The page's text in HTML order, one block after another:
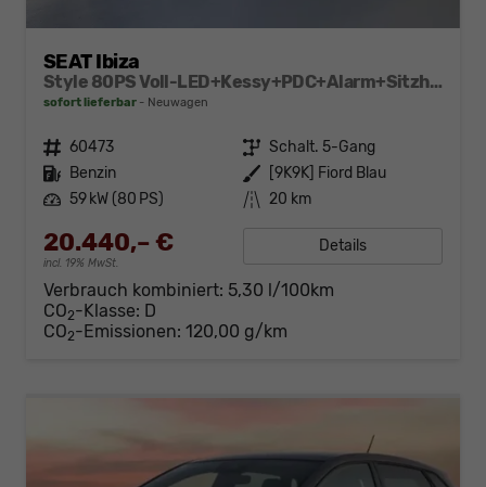
SEAT Ibiza
Style 80PS Voll-LED+Kessy+PDC+Alarm+Sitzheizung+Kamera+App-Connect
sofort lieferbar Neuwagen
Fahrzeugnr. 60473 Getriebe Schalt. 5-Gang
Kraftstoff Benzin Außenfarbe
[9K9K] Fiord Blau
Leistung 59 kW (80 PS) Kilometerstand 20 km
20.440,– €
incl. 19% MwSt.
Details
Verbrauch kombiniert: 5,30 l/100km
CO2-Klasse: D
CO2-Emissionen: 120,00 g/km